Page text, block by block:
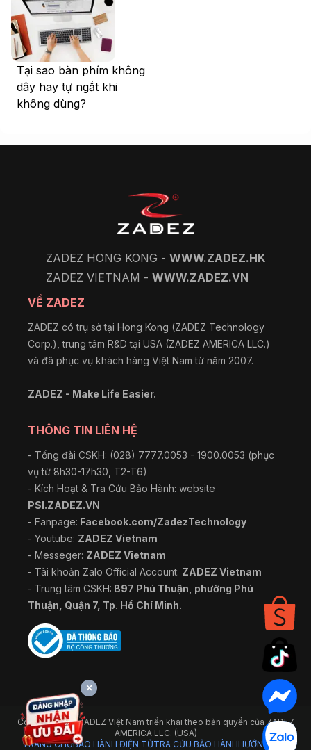
Tại sao bàn phím không
dây hay tự ngắt khi
không dùng?
ZADEZ HONG KONG - WWW.ZADEZ.HK
ZADEZ VIETNAM - WWW.ZADEZ.VN
VỀ ZADEZ
ZADEZ có trụ sở tại Hong Kong (ZADEZ Technology
Corp.), trung tâm R&D tại USA (ZADEZ AMERICA LLC.)
và đã phục vụ khách hàng Việt Nam từ năm 2007.
ZADEZ - Make Life Easier.
THÔNG TIN LIÊN HỆ
- Tổng đài CSKH: (028) 7777.0053 - 1900.0053 (phục
vụ từ 8h30-17h30, T2-T6)
- Kích Hoạt & Tra Cứu Bảo Hành: website
PSI.ZADEZ.VN
- Fanpage: Facebook.com/ZadezTechnology
- Youtube: ZADEZ Vietnam
- Messeger: ZADEZ Vietnam
- Tài khoản Zalo Official Account: ZADEZ Vietnam
- Trung tâm CSKH: B97 Phú Thuận, phường Phú
Thuận, Quận 7, Tp. Hồ Chí Minh.
Công ty TNHH ZADEZ Việt Nam triển khai theo bản quyền của ZADEZ
AMERICA LLC. (USA)
TRANG CHỦBẢO HÀNH ĐIỆN TỬTRA CỨU BẢO HÀNHHƯỚNG DẪN
×